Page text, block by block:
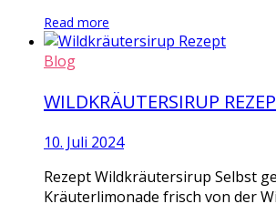
Read more
Blog
WILDKRÄUTERSIRUP
10. Juli 2024
Rezept Wildkräutersirup Selbst
Kräuterlimonade frisch von der